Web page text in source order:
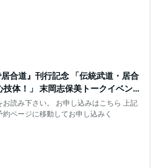
合道』刊行記念 「伝統武道・居合
体！」 末岡志保美トークイベン
読み下さい。 お申し込みはこちら 上記
ページに移動してお申し込みく